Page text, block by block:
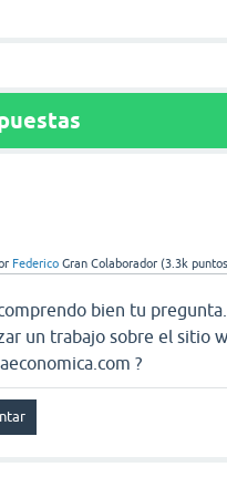
Federico Gran Colaborador (3.3k
bien tu
un trabajo sobre el sitio
?